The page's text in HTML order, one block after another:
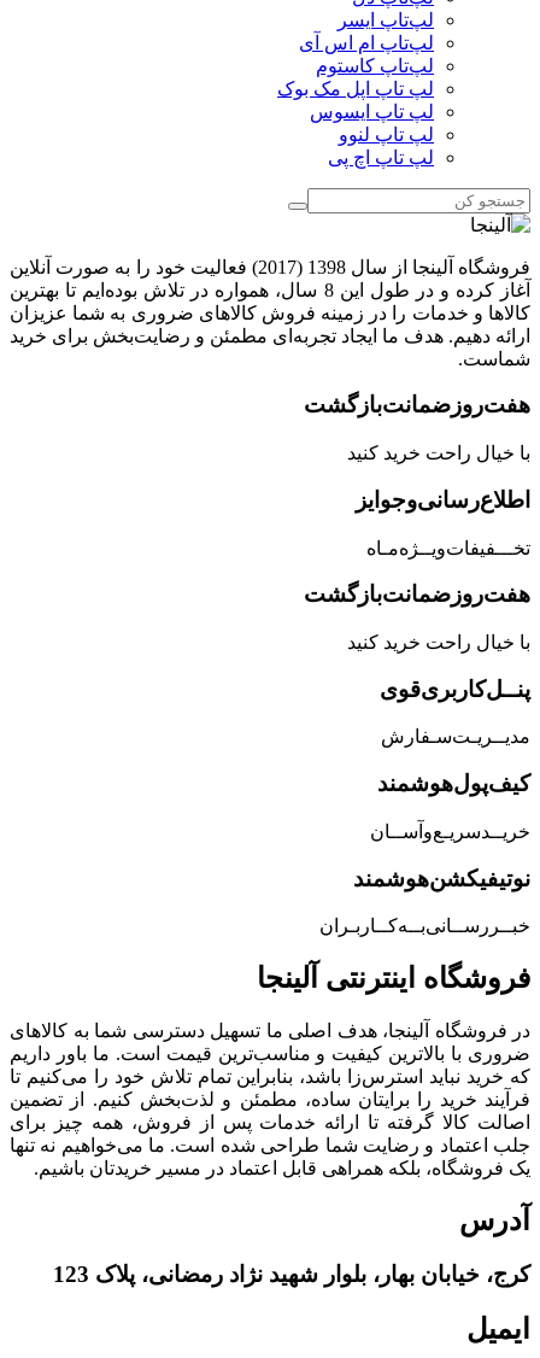
لپ‌تاپ ایسر
لپ‌تاپ ام اس آی
لپ‌تاپ کاستوم
لپ تاپ اپل مک بوک
لپ تاپ ایسوس
لپ تاپ لنوو
لپ تاپ اچ پی
فروشگاه آلینجا از سال 1398 (2017) فعالیت خود را به صورت آنلاین
آغاز کرده و در طول این 8 سال، همواره در تلاش بوده‌ایم تا بهترین
کالاها و خدمات را در زمینه فروش کالاهای ضروری به شما عزیزان
ارائه دهیم. هدف ما ایجاد تجربه‌ای مطمئن و رضایت‌بخش برای خرید
شماست.
هفت‌روز‌ضمانت‌بازگشت
با خیال راحت خرید کنید
اطلاع‌رسانی‌و‌جوایز
تخـــفیفات‌ویــژه‌مـاه
هفت‌روز‌ضمانت‌بازگشت
با خیال راحت خرید کنید
پنــل‌کاربری‌قوی
مدیــریـت‌سـفارش
کیف‌پول‌هوشمند
خریــد‌سریـع‌و‌آســان
نوتیفیکشن‌هوشمند
خبــررســانی‌بــه‌کــاربـران
فروشگاه‌ اینترنتی‌ آلینجا
در فروشگاه آلینجا، هدف اصلی ما تسهیل دسترسی شما به کالاهای
ضروری با بالاترین کیفیت و مناسب‌ترین قیمت است. ما باور داریم
که خرید نباید استرس‌زا باشد، بنابراین تمام تلاش خود را می‌کنیم تا
فرآیند خرید را برایتان ساده، مطمئن و لذت‌بخش کنیم. از تضمین
اصالت کالا گرفته تا ارائه خدمات پس از فروش، همه چیز برای
جلب اعتماد و رضایت شما طراحی شده است. ما می‌خواهیم نه تنها
یک فروشگاه، بلکه همراهی قابل اعتماد در مسیر خریدتان باشیم.
آدرس
کرج، خیابان بهار، بلوار شهید نژاد رمضانی، پلاک 123
ایمیل